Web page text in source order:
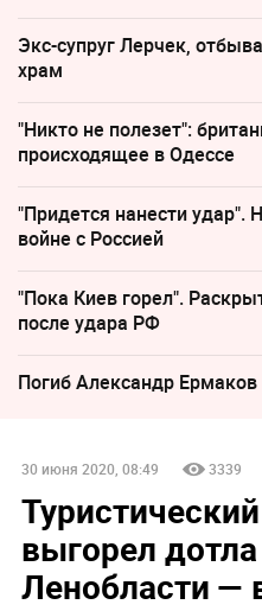
Экс-супруг Лерчек,
храм
"Никто не полезет":
происходящее в Одессе
"Придется нанести удар".
войне с Россией
"Пока Киев горел".
после удара РФ
Погиб Александр Ермаков
30 июня 2020, 08:49 3339
выгорел
Ленобласти —